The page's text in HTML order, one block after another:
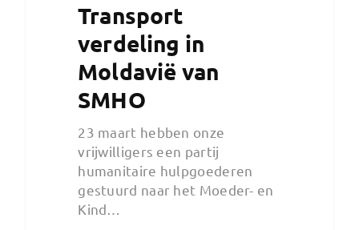
Transport
verdeling in
Moldavië van
SMHO
23 maart hebben onze
vrijwilligers een partij
humanitaire hulpgoederen
gestuurd naar het Moeder- en
Kind…